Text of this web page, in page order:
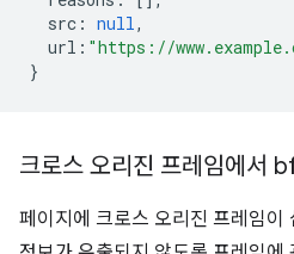
src : null,
url : "https://
}
크로스 오리진 프레임에서
페이지에 크로스 오리진 프레임이